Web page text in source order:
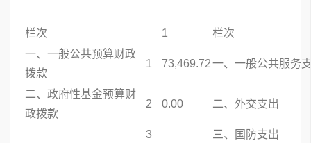
栏次 1
栏次
一、一般公共预算财政
拨款
1 73,469.72一、一般公共服务
二、政府性基金预算财
政拨款
2 0.00 二、外交支出
3
三、国防支出